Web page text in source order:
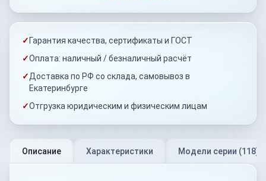
✓ Гарантия качества, сертификаты и ГОСТ
✓Оплата: наличный / безналичный расчёт
✓Доставка по РФ со склада, самовывоз в
Екатеринбурге
✓Отгрузка юридическим и физическим лицам
Описание Характеристики Модели серии (118)